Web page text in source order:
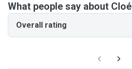
What people say about Cloé
Overall rating